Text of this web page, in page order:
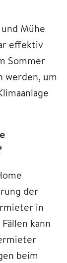
Mühe
effektiv
Sommer
werden, um
der
in
kann
beim